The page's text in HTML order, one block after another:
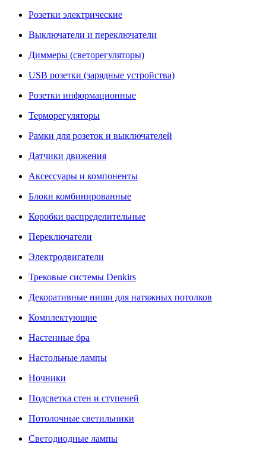
Розетки электрические
Выключатели и переключатели
Диммеры (светорегуляторы)
USB розетки (зарядные устройства)
Розетки информационные
Терморегуляторы
Рамки для розеток и выключателей
Датчики движения
Аксессуары и компоненты
Блоки комбинированные
Коробки распределительные
Переключатели
Электродвигатели
Трековые системы Denkirs
Декоративные ниши для натяжных потолков
Комплектующие
Настенные бра
Настольные лампы
Ночники
Подсветка стен и ступеней
Потолочные светильники
Светодиодные лампы